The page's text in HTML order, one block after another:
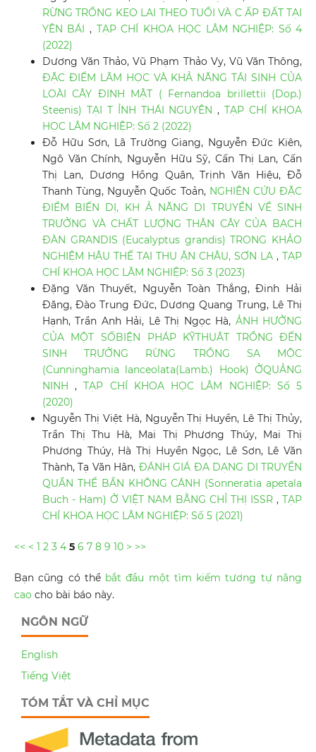
RỪNG TRỒNG KEO LAI THEO TUỔI VÀ C ẤP ĐẤT TẠI
YÊN BÁI , TẠP CHÍ KHOA HỌC LÂM NGHIỆP: Số 4
(2022)
Dương Văn Thảo, Vũ Phạm Thảo Vy, Vũ Văn Thông,
ĐẶC ĐIỂM LÂM HỌC VÀ KHẢ NĂNG TÁI SINH CỦA
LOÀI CÂY ĐINH MẬT ( Fernandoa brillettii (Dop.)
Steenis) TẠI T ỈNH THÁI NGUYÊN,TẠP CHÍ KHOA
HỌC LÂM NGHIỆP: Số 2 (2022)
Đỗ Hữu Sơn, Lã Trường Giang, Nguyễn Đức Kiên,
Ngô Văn Chính, Nguyễn Hữu Sỹ, Cấn Thị Lan, Cấn
Thị Lan, Dương Hồng Quân, Trịnh Văn Hiệu, Đỗ
Thanh Tùng, Nguyễn Quốc Toản, NGHIÊN CỨU ĐẶC
ĐIỂM BIẾN DỊ, KH Ả NĂNG DI TRUYỀN VỀ SINH
TRƯỞNG VÀ CHẤT LƯỢNG THÂN CÂY CỦA BẠCH
ĐÀN GRANDIS (Eucalyptus grandis) TRONG KHẢO
NGHIỆM HẬU THẾ TẠI THU ẬN CHÂU, SƠN LA,TẠP
CHÍ KHOA HỌC LÂM NGHIỆP: Số 3 (2023)
Đặng Văn Thuyết, Nguyễn Toàn Thắng, Đinh Hải
Đăng, Đào Trung Đức, Dương Quang Trung, Lê Thị
Hạnh, Trần Anh Hải, Lê Thị Ngọc Hà, ẢNH HƯỞNG
CỦA MỘT SỐBIỆN PHÁP KỸTHUẬT TRỒNG ĐẾN
SINH TRƯỞNG RỪNG TRỒNG SA MỘC
(Cunninghamia lanceolata(Lamb.) Hook) ỞQUẢNG
NINH,TẠP CHÍ KHOA HỌC LÂM NGHIỆP: Số 5
(2020)
Nguyễn Thị Việt Hà, Nguyễn Thị Huyền, Lê Thị Thủy,
Trần Thị Thu Hà, Mai Thị Phương Thúy, Mai Thị
Phương Thúy, Hà Thị Huyền Ngọc, Lê Sơn, Lê Văn
Thành, Tạ Văn Hân, ĐÁNH GIÁ ĐA DẠNG DI TRUYỀN
QUẦN THỂ BẦN KHÔNG CÁNH (Sonneratia apetala
Buch - Ham) Ở VIỆT NAM BẰNG CHỈ THỊ ISSR ,TẠP
CHÍ KHOA HỌC LÂM NGHIỆP: Số 5 (2021)
<< < 1 2 3 4 5 6 7 8 9 10 > >>
Bạn cũng có thể bắt đầu một tìm kiếm tương tự nâng
cao cho bài báo này.
NGÔN NGỮ
English
Tiếng Việt
TÓM TẮT VÀ CHỈ MỤC